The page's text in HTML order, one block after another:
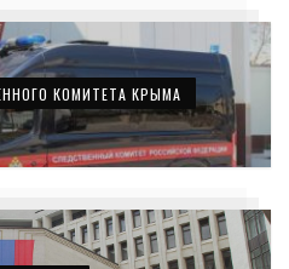
КОМИТЕТА КРЫМА